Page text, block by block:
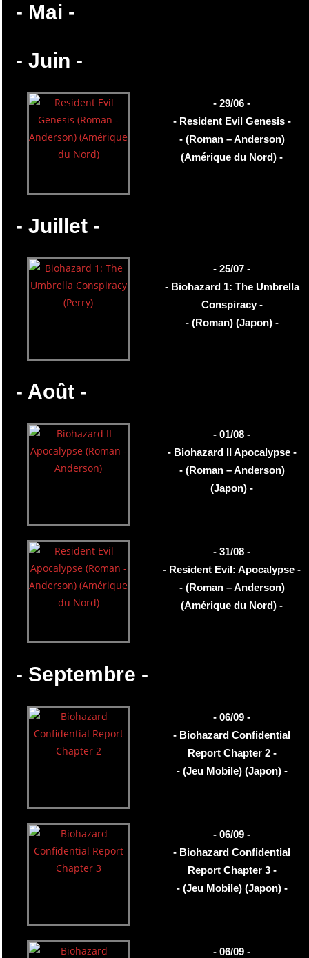
- Mai -
- Juin -
- 29/06 -
- Resident Evil Genesis -
- (Roman – Anderson)
(Amérique du Nord) -
- Juillet -
- 25/07 -
- Biohazard 1: The Umbrella
Conspiracy -
- (Roman) (Japon) -
- Août -
- 01/08 -
- Biohazard II Apocalypse -
- (Roman – Anderson)
(Japon) -
- 31/08 -
- Resident Evil: Apocalypse -
- (Roman – Anderson)
(Amérique du Nord) -
- Septembre -
- 06/09 -
- Biohazard Confidential
Report Chapter 2 -
- (Jeu Mobile) (Japon) -
- 06/09 -
- Biohazard Confidential
Report Chapter 3 -
- (Jeu Mobile) (Japon) -
- 06/09 -